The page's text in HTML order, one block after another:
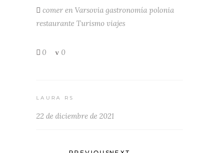
comer en Varsovia gastronomía polonia
restaurante Turismo viajes
0 0
LAURA RS
22 de diciembre de 2021